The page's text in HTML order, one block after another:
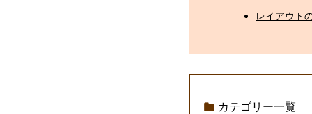
レイアウト
カテゴリー一覧